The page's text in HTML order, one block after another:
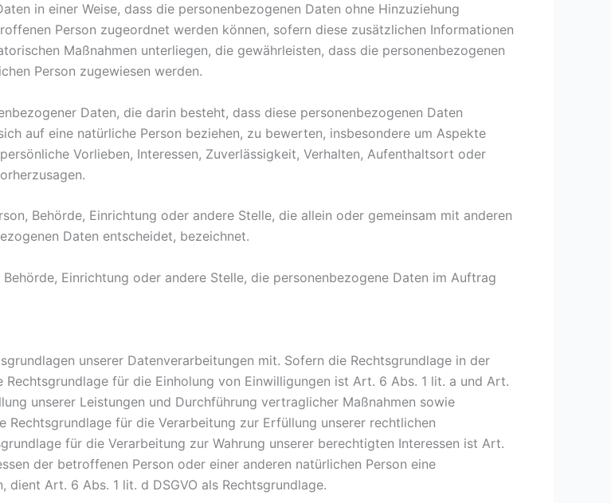
in einer Weise, dass die personenbezogenen Daten ohne Hinzuziehung
Person zugeordnet werden können, sofern diese zusätzlichen Informationen
Maßnahmen unterliegen, die gewährleisten, dass die personenbezogenen
Person zugewiesen werden.
Daten, die darin besteht, dass diese personenbezogenen Daten
auf eine natürliche Person beziehen, zu bewerten, insbesondere um Aspekte
Vorlieben, Interessen, Zuverlässigkeit, Verhalten, Aufenthaltsort oder
Behörde, Einrichtung oder andere Stelle, die allein oder gemeinsam mit anderen
Daten entscheidet, bezeichnet.
Einrichtung oder andere Stelle, die personenbezogene Daten im Auftrag
unserer Datenverarbeitungen mit. Sofern die Rechtsgrundlage in der
für die Einholung von Einwilligungen ist Art. 6 Abs. 1 lit. a und Art.
unserer Leistungen und Durchführung vertraglicher Maßnahmen sowie
für die Verarbeitung zur Erfüllung unserer rechtlichen
für die Verarbeitung zur Wahrung unserer berechtigten Interessen ist Art.
der betroffenen Person oder einer anderen natürlichen Person eine
Art. 6 Abs. 1 lit. d DSGVO als Rechtsgrundlage.